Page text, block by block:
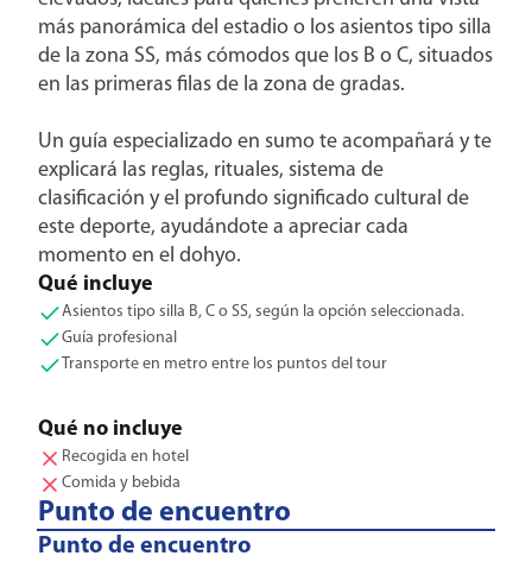
más panorámica del estadio o los asientos tipo silla
de la zona SS, más cómodos que los B o C, situados
en las primeras filas de la zona de gradas.
Un guía especializado en sumo te acompañará y te
explicará las reglas, rituales, sistema de
clasificación y el profundo significado cultural de
este deporte, ayudándote a apreciar cada
momento en el dohyo.
Qué incluye
Asientos tipo silla B, C o SS, según la opción seleccionada.
Guía profesional
Transporte en metro entre los puntos del tour
Qué no incluye
Recogida en hotel
Comida y bebida
Punto de encuentro
Punto de encuentro